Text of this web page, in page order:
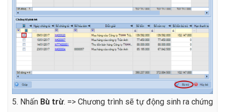
5. Nhấn Bù trừ. => Chương trình sẽ tự động sinh ra chứng